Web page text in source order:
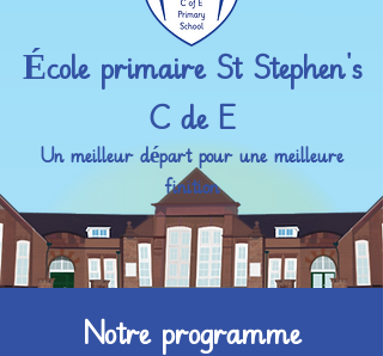
Un meilleur départ pour une meilleure
finition
École primaire St Stephen's
C de E
Notre programme